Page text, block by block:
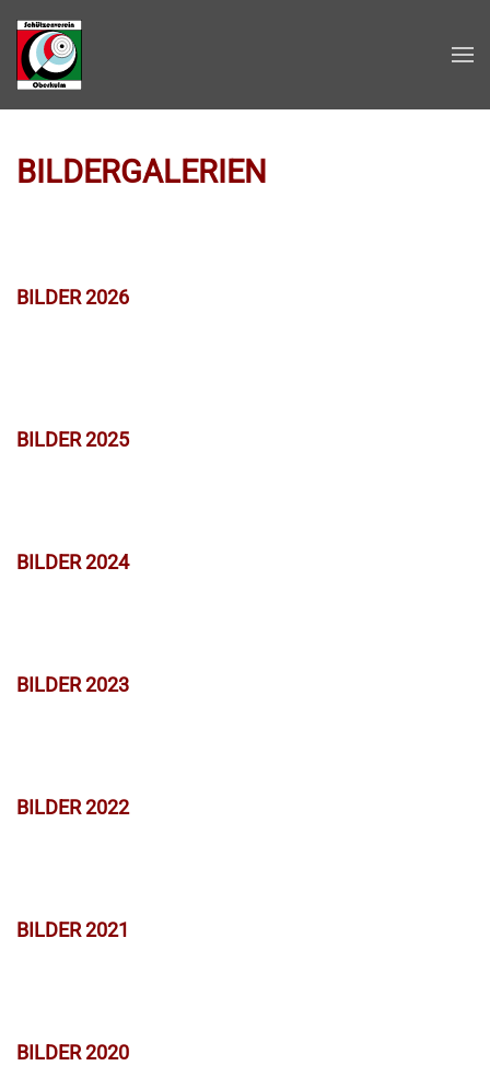
Zum Hauptinhalt springen
BILDERGALERIEN
BILDER 2026
BILDER 2025
BILDER 2024
BILDER 2023
BILDER 2022
BILDER 2021
BILDER 2020